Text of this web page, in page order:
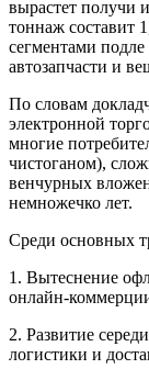
вырастет получи
тоннаж составит
сегментами подле
автозапчасти и
По словам
электронной
многие
чистоганом),
венчурных
немножечко лет.
Среди основных
1. Вытеснение
онлайн-
2. Развитие
логистики и